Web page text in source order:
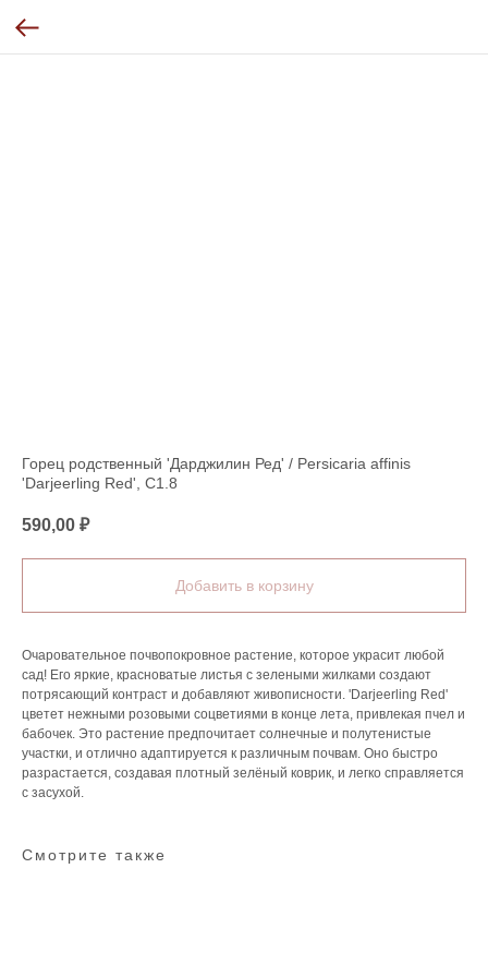
Горец родственный 'Дарджилин Ред' / Persicaria affinis
'Darjeerling Red', С1.8
590,00 ₽
Добавить в корзину
Очаровательное почвопокровное растение, которое украсит любой
сад! Его яркие, красноватые листья с зелеными жилками создают
потрясающий контраст и добавляют живописности. 'Darjeerling Red'
цветет нежными розовыми соцветиями в конце лета, привлекая пчел и
бабочек. Это растение предпочитает солнечные и полутенистые
участки, и отлично адаптируется к различным почвам. Оно быстро
разрастается, создавая плотный зелёный коврик, и легко справляется
с засухой.
Смотрите также